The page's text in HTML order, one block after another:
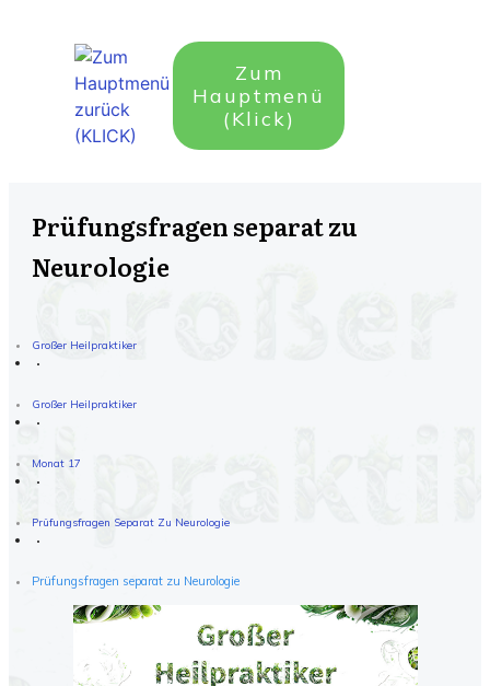
Zum
Hauptmenü
(Klick)
Prüfungsfragen separat zu
Neurologie
Großer Heilpraktiker
Großer Heilpraktiker
Monat 17
Prüfungsfragen Separat Zu Neurologie
Prüfungsfragen separat zu Neurologie